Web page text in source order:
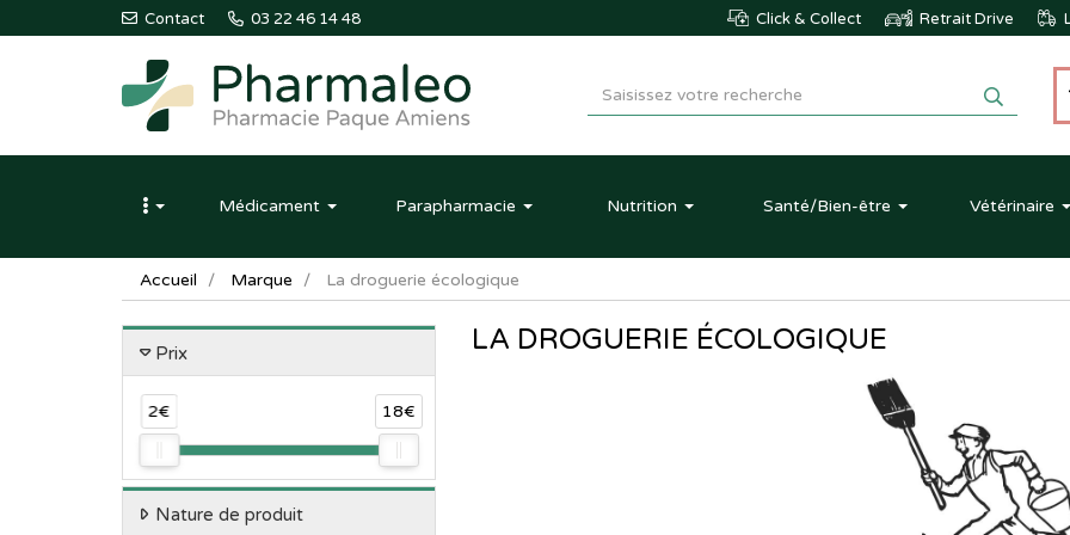
Contact 03 22 46 14 48 Click & Collect Retrait Drive
Pharmaleo
Pharmacie
Paque
Amiens
Médicament Parapharmacie Nutrition Santé/Bien-être Vétérinaire
Accueil Marque La droguerie écologique
Prix
2€ 18€
Nature de produit
LA DROGUERIE ÉCOLOGIQUE